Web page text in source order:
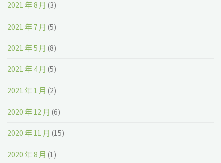
2021 年 8 月 (3)
2021 年 7 月 (5)
2021 年 5 月 (8)
2021 年 4 月 (5)
2021 年 1 月 (2)
2020 年 12 月 (6)
2020 年 11 月 (15)
2020 年 8 月 (1)